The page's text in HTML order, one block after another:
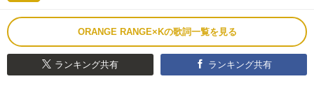
ORANGE RANGE×Kの歌詞一覧を見る
ランキング共有 ランキング共有